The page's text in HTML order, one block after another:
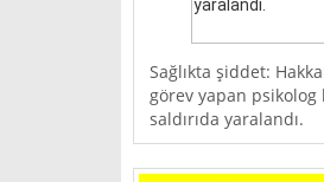
Sağlıkta şiddet:
görev yapan psikolog
saldırıda yaralandı.